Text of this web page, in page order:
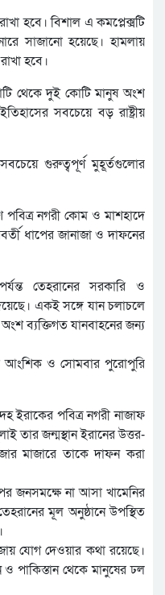
হবে। বিশাল এ কমপ্লেক্সটি
সাজানো হয়েছে। হামলায়
হবে।
থেকে দুই কোটি মানুষ অংশ
সবচেয়ে বড় রাষ্ট্রীয়
গুরুত্বপূর্ণ মুহূর্তগুলোর
পবিত্র নগরী কোম ও মাশহাদে
ধাপের জানাজা ও দাফনের
তেহরানের সরকারি ও
একই সঙ্গে যান চলাচলে
ব্যক্তিগত যানবাহনের জন্য
আংশিক ও সোমবার পুরোপুরি
ইরাকের পবিত্র নগরী নাজাফ
তার জন্মস্থান ইরানের উত্তর-
মাজারে তাকে দাফন করা
পর জনসমক্ষে না আসা খামেনির
মূল অনুষ্ঠানে উপস্থিত
যোগ দেওয়ার কথা রয়েছে।
পাকিস্তান থেকে মানুষের ঢল